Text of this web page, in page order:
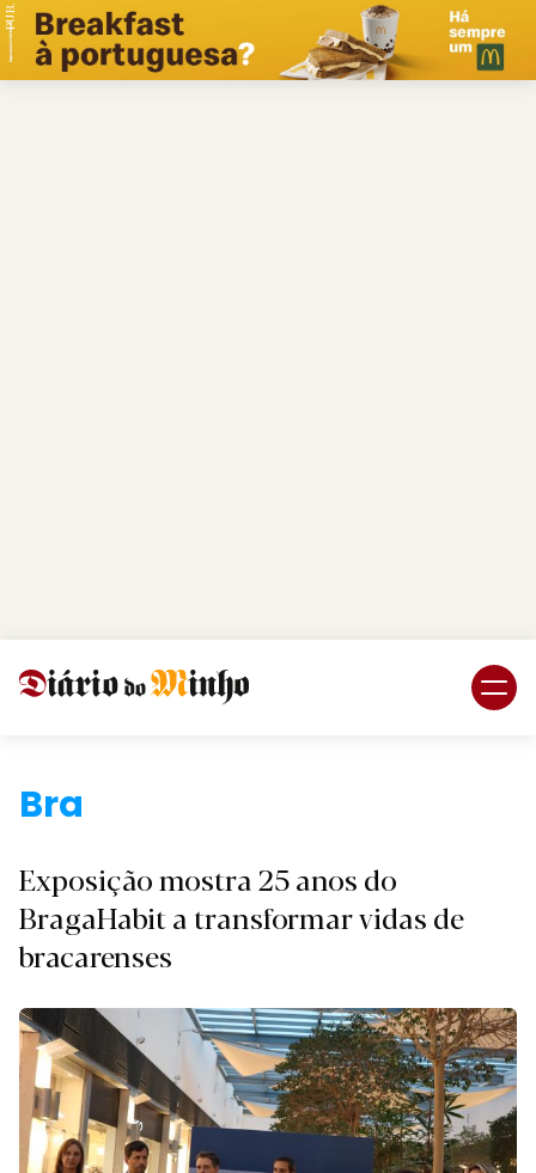
PUB.
Braga.
Exposição mostra 25 anos do
BragaHabit a transformar vidas de
bracarenses